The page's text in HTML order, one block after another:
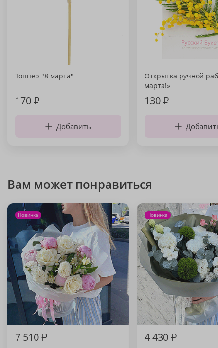
Топпер "8 марта"
170₽
Добавить
Открытка ручной
марта!»
130₽
Вам может понравиться
Новинка
7 510₽
Новинка
4 430₽